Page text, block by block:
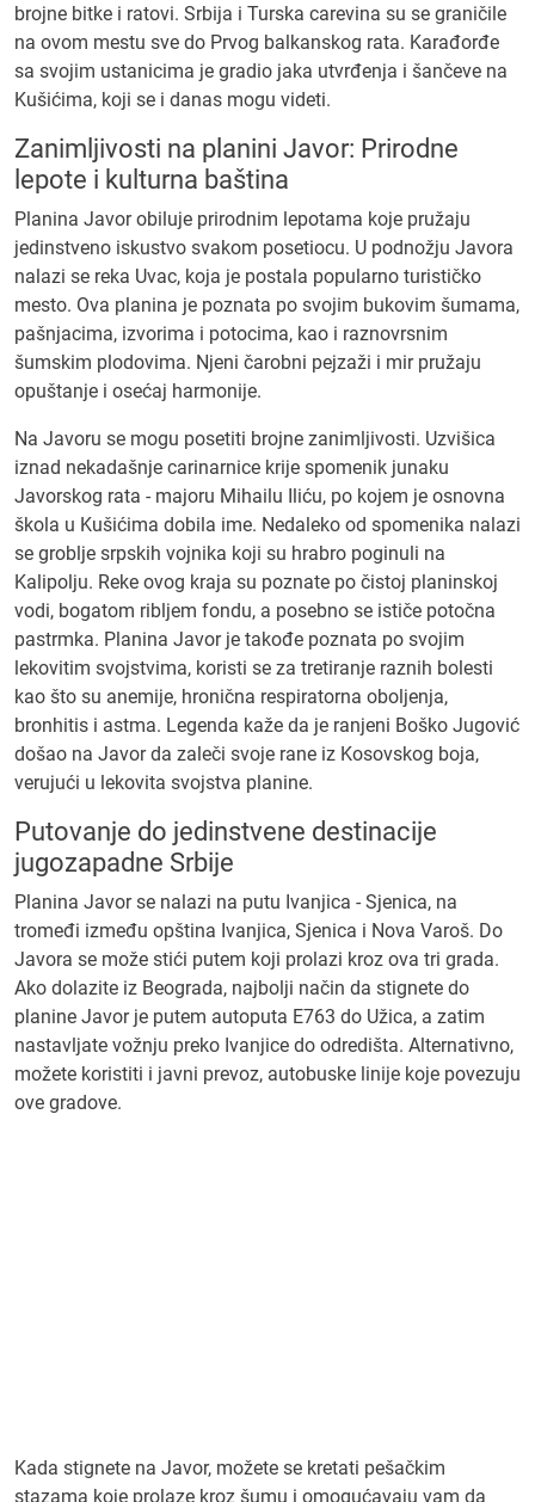
brojne bitke i ratovi. Srbija i Turska carevina su se graničile
na ovom mestu sve do Prvog balkanskog rata. Karađorđe
sa svojim ustanicima je gradio jaka utvrđenja i šančeve na
Kušićima, koji se i danas mogu videti.
Zanimljivosti na planini Javor: Prirodne
lepote i kulturna baština
Planina Javor obiluje prirodnim lepotama koje pružaju
jedinstveno iskustvo svakom posetiocu. U podnožju Javora
nalazi se reka Uvac, koja je postala popularno turističko
mesto. Ova planina je poznata po svojim bukovim šumama,
pašnjacima, izvorima i potocima, kao i raznovrsnim
šumskim plodovima. Njeni čarobni pejzaži i mir pružaju
opuštanje i osećaj harmonije.
Na Javoru se mogu posetiti brojne zanimljivosti. Uzvišica
iznad nekadašnje carinarnice krije spomenik junaku
Javorskog rata - majoru Mihailu Iliću, po kojem je osnovna
škola u Kušićima dobila ime. Nedaleko od spomenika nalazi
se groblje srpskih vojnika koji su hrabro poginuli na
Kalipolju. Reke ovog kraja su poznate po čistoj planinskoj
vodi, bogatom ribljem fondu, a posebno se ističe potočna
pastrmka. Planina Javor je takođe poznata po svojim
lekovitim svojstvima, koristi se za tretiranje raznih bolesti
kao što su anemije, hronična respiratorna oboljenja,
bronhitis i astma. Legenda kaže da je ranjeni Boško Jugović
došao na Javor da zaleči svoje rane iz Kosovskog boja,
verujući u lekovita svojstva planine.
Putovanje do jedinstvene destinacije
jugozapadne Srbije
Planina Javor se nalazi na putu Ivanjica - Sjenica, na
tromeđi između opština Ivanjica, Sjenica i Nova Varoš. Do
Javora se može stići putem koji prolazi kroz ova tri grada.
Ako dolazite iz Beograda, najbolji način da stignete do
planine Javor je putem autoputa E763 do Užica, a zatim
nastavljate vožnju preko Ivanjice do odredišta. Alternativno,
možete koristiti i javni prevoz, autobuske linije koje povezuju
ove gradove.
Kada stignete na Javor, možete se kretati pešačkim
stazama koje prolaze kroz šumu i omogućavaju vam da